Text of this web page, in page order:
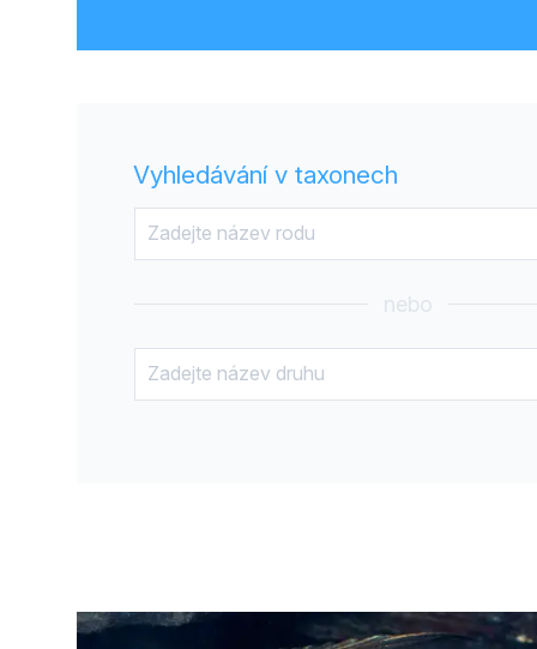
Vyhledávání v taxonech
nebo